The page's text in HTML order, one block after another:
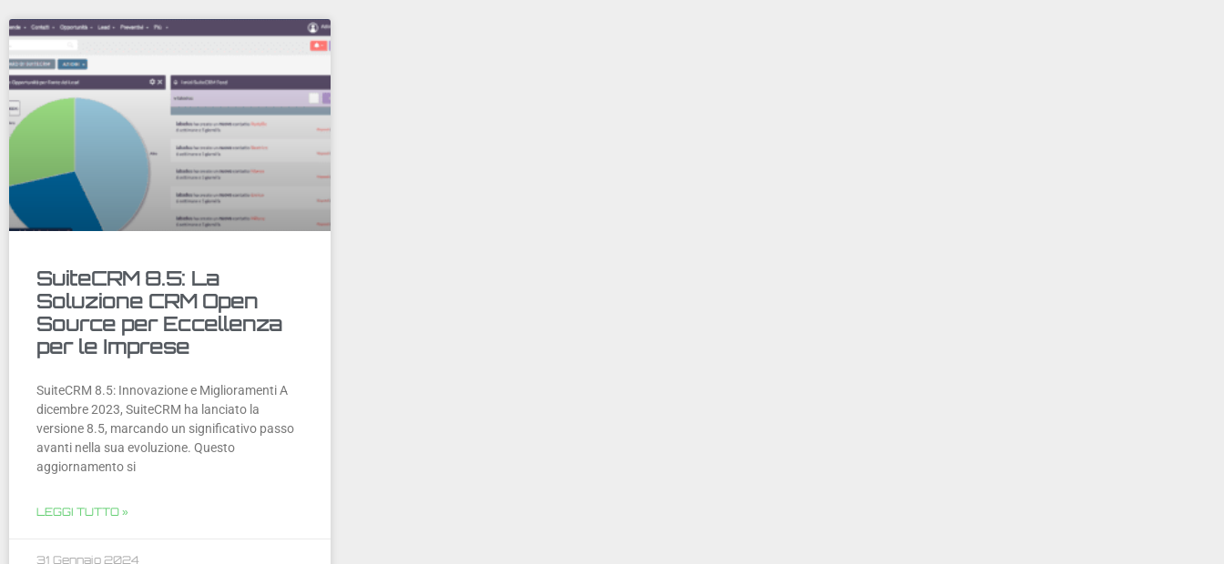
SuiteCRM 8.5: La
Soluzione CRM Open
Source per Eccellenza
per le Imprese
SuiteCRM 8.5: Innovazione e Miglioramenti A
dicembre 2023, SuiteCRM ha lanciato la
versione 8.5, marcando un significativo passo
avanti nella sua evoluzione. Questo
aggiornamento si
LEGGI TUTTO »
31 Gennaio 2024